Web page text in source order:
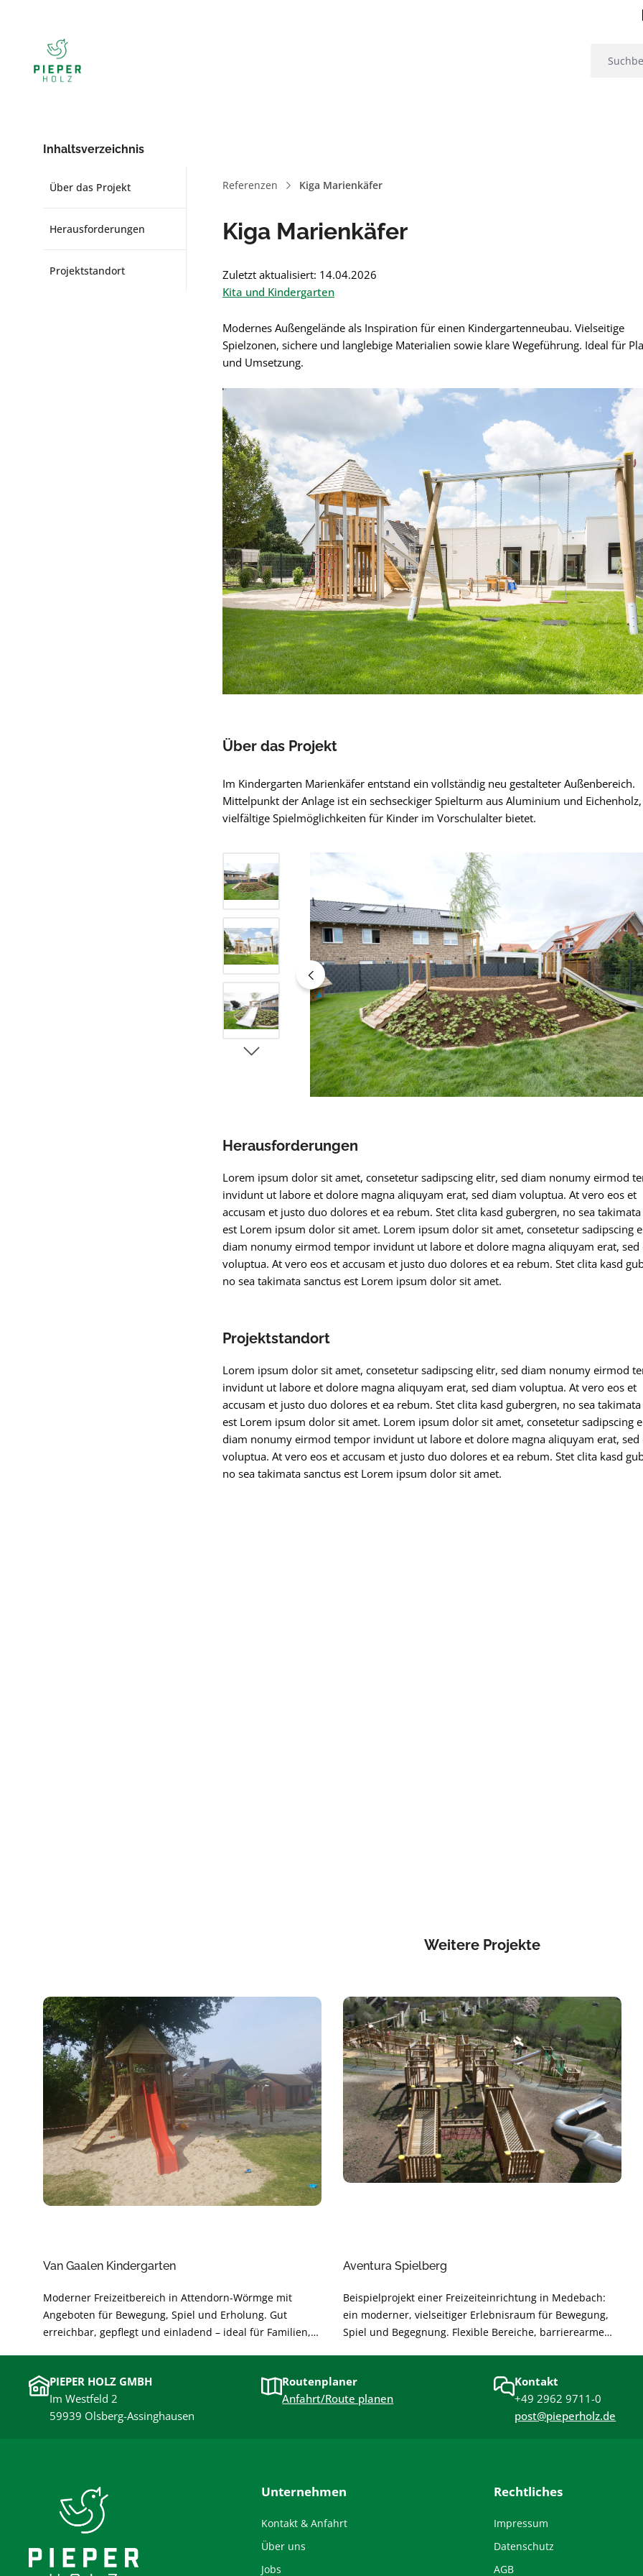
Inhaltsverzeichnis
Über das Projekt
Herausforderungen
Projektstandort
Referenzen Kiga Marienkäfer
Kiga Marienkäfer
Zuletzt aktualisiert: 14.04.2026
Kita und Kindergarten
Modernes Außengelände als Inspiration für einen Kindergartenneubau. Vielseitige
Spielzonen, sichere und langlebige Materialien sowie klare Wegeführung. Ideal für
und Umsetzung.
Über das Projekt
Im Kindergarten Marienkäfer entstand ein vollständig neu gestalteter Außenbereich.
Mittelpunkt der Anlage ist ein sechseckiger Spielturm aus Aluminium und
vielfältige Spielmöglichkeiten für Kinder im Vorschulalter bietet.
Bildergalerie überspringen
Herausforderungen
Lorem ipsum dolor sit amet, consetetur sadipscing elitr, sed diam nonumy eirmod
invidunt ut labore et dolore magna aliquyam erat, sed diam voluptua. At vero eos et
accusam et justo duo dolores et ea rebum. Stet clita kasd gubergren, no sea
est Lorem ipsum dolor sit amet. Lorem ipsum dolor sit amet, consetetur sadipscing
diam nonumy eirmod tempor invidunt ut labore et dolore magna aliquyam erat, sed
voluptua. At vero eos et accusam et justo duo dolores et ea rebum. Stet clita kasd
no sea takimata sanctus est Lorem ipsum dolor sit amet.
Projektstandort
Lorem ipsum dolor sit amet, consetetur sadipscing elitr, sed diam nonumy eirmod
invidunt ut labore et dolore magna aliquyam erat, sed diam voluptua. At vero eos et
accusam et justo duo dolores et ea rebum. Stet clita kasd gubergren, no sea
est Lorem ipsum dolor sit amet. Lorem ipsum dolor sit amet, consetetur sadipscing
diam nonumy eirmod tempor invidunt ut labore et dolore magna aliquyam erat, sed
voluptua. At vero eos et accusam et justo duo dolores et ea rebum. Stet clita kasd
no sea takimata sanctus est Lorem ipsum dolor sit amet.
Weitere Projekte
Van Gaalen Kindergarten
Moderner Freizeitbereich in Attendorn-Wörmge mit
Angeboten für Bewegung, Spiel und Erholung. Gut
erreichbar, gepflegt und einladend – ideal für Familien,
Aventura Spielberg
Beispielprojekt einer Freizeiteinrichtung in Medebach:
ein moderner, vielseitiger Erlebnisraum für Bewegung,
Spiel und Begegnung. Flexible Bereiche, barrierearme
geplant und modular erweiterbar – für langfristige
Freude und hohe Alltagstauglichkeit.
PIEPER HOLZ GMBH
Im Westfeld 2
59939 Olsberg-Assinghausen
Routenplaner
Anfahrt/Route planen
Kontakt
+49 2962 9711-0
post@pieperholz.de
Unternehmen
Kontakt & Anfahrt
Über uns
Jobs
Rechtliches
Impressum
Datenschutz
AGB